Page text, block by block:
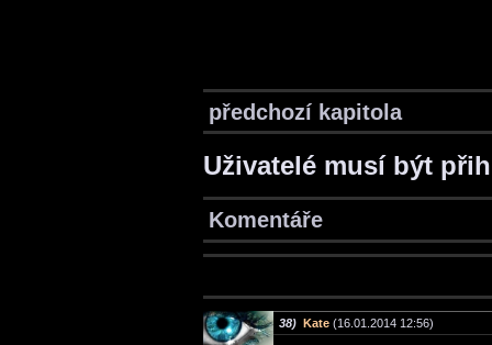
předchozí kapitola
Uživatelé musí být
Komentáře
38) Kate (16.01.2014 12:56)